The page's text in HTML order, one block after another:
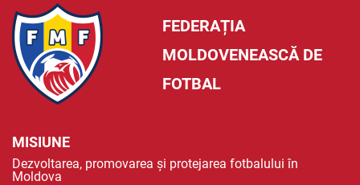
FEDERAȚIA
MOLDOVENEASCĂ DE
FOTBAL
MISIUNE
Dezvoltarea, promovarea și protejarea fotbalului în
Moldova